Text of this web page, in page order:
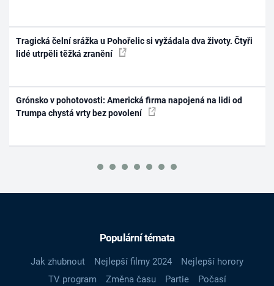
Tragická čelní srážka u Pohořelic si vyžádala dva životy. Čtyři
lidé utrpěli těžká zranění
Grónsko v pohotovosti: Americká firma napojená na lidi od
Trumpa chystá vrty bez povolení
Populární témata
Jak zhubnout Nejlepší filmy 2024
Nejlepší horory
TV program
Změna času Partie
Počasí